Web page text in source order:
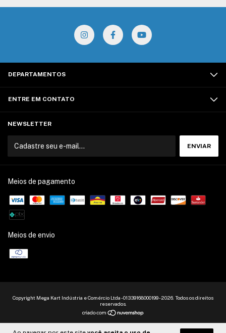
DEPARTAMENTOS
ENTRE EM CONTATO
NEWSLETTER
Meios de pagamento
Meios de envio
Copyright Mega Kart Indústria e Comércio Ltda - 01339168000199 - 2026. Todos os direitos
reservados.